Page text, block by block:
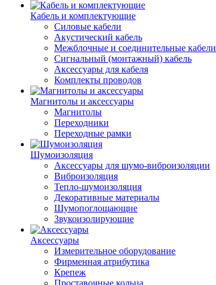
Кабель и комплектующие
Силовые кабели
Акустический кабель
Межблочные и соединительные кабели
Сигнальный (монтажный) кабель
Аксессуары для кабеля
Комплекты проводов
Магнитолы и аксессуары
Магнитолы
Переходники
Переходные рамки
Шумоизоляция
Аксессуары для шумо-виброизоляции
Виброизоляция
Тепло-шумоизоляция
Декоративные материалы
Шумопоглощающие
Звукоизолирующие
Аксессуары
Измерительное оборудование
Фирменная атрибутика
Крепеж
Проставочные кольца